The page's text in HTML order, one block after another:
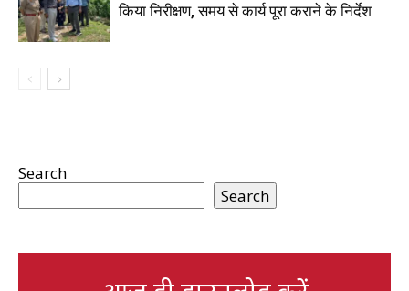
किया निरीक्षण, समय से कार्य पूरा कराने के निर्देश
Search
Search